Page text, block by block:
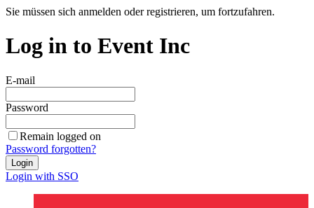
Sie müssen sich anmelden oder registrieren, um fortzufahren.
Log in to Event Inc
E-mail
Password
Remain logged on
Password forgotten?
Login
Login with SSO